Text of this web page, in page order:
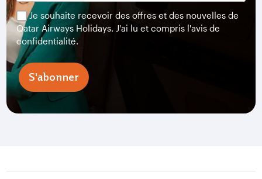
Je souhaite recevoir des offres et des nouvelles de
Qatar Airways Holidays. J'ai lu et compris l'avis de
confidentialité.
S'abonner